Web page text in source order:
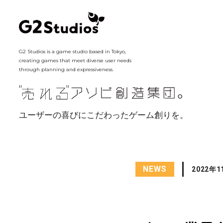
G2 Studios is a game studio based in Tokyo,
creating games that meet diverse user needs
through planning and expressiveness.
ユーザーの喜びにこだわったゲーム創りを。
NEWS 2022年